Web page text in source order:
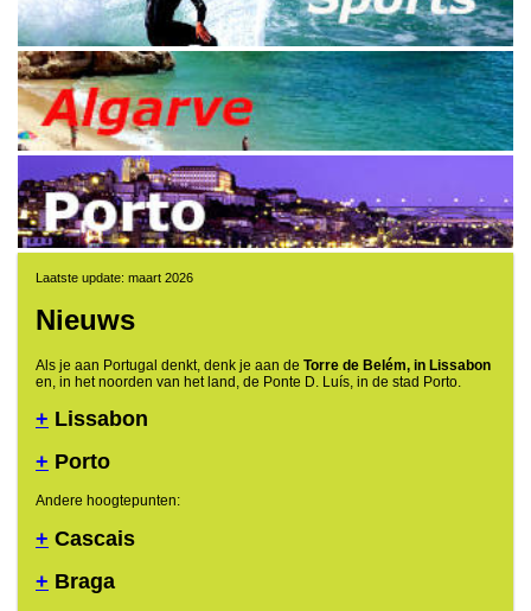
Laatste update: maart 2026
Nieuws
Als je aan Portugal denkt, denk je aan de Torre de Belém, in Lissabon
en, in het noorden van het land, de Ponte D. Luís, in de stad Porto.
+ Lissabon
+ Porto
Andere hoogtepunten:
+ Cascais
+ Braga